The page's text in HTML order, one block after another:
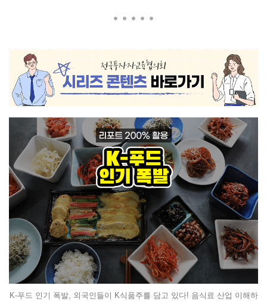
K-푸드 인기 폭발, 외국인들이 K식품주를 담고 있다! 음식료 산업 이해하